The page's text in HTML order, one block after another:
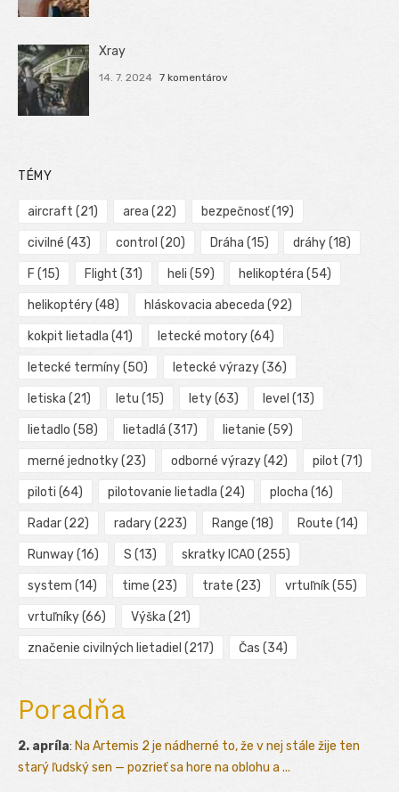
Xray
14. 7. 2024 7 komentárov
TÉMY
aircraft (21) area (22) bezpečnosť(19)
civilné (43) control (20) Dráha (15) dráhy(18)
F (15) Flight (31) heli (59) helikoptéra (54)
helikoptéry(48) hláskovacia abeceda (92)
kokpit lietadla (41) letecké motory(64)
letecké termíny(50) letecké výrazy(36)
letiska (21) letu (15) lety(63) level (13)
lietadlo (58) lietadlá (317) lietanie (59)
merné jednotky(23) odborné výrazy(42) pilot (71)
piloti (64) pilotovanie lietadla (24) plocha (16)
Radar(22) radary(223) Range (18) Route (14)
Runway(16) S (13) skratky ICAO (255)
system (14) time (23) trate (23) vrtuľník(55)
vrtuľníky(66) Výška (21)
značenie civilných lietadiel (217) Čas (34)
Poradňa
2. apríla: Na Artemis 2 je nádherné to, že v nej stále žije ten
starý ľudský sen — pozrieť sa hore na oblohu a ...